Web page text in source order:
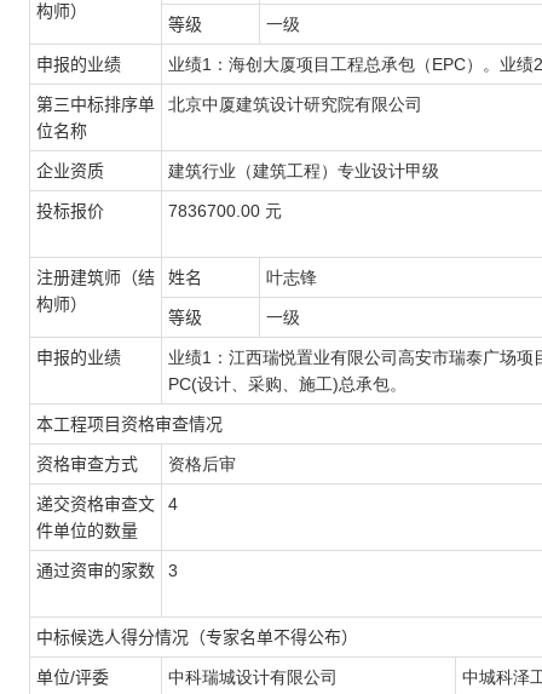
构师）
等级 一级
申报的业绩 业绩1：海创大厦项目工程总承包（EPC）。业
第三中标排序单
位名称
北京中厦建筑设计研究院有限公司
企业资质 建筑行业（建筑工程）专业设计甲级
投标报价 7836700.00 元
注册建筑师（结
构师）
姓名 叶志锋
等级 一级
申报的业绩
业绩1：江西瑞悦置业有限公司高安市瑞泰广场
PC(设计、采购、施工)总承包。
本工程项目资格审查情况
资格审查方式 资格后审
递交资格审查文
件单位的数量
4
通过资审的家数 3
中标候选人得分情况（专家名单不得公布）
单位/评委 中科瑞城设计有限公司 中城科泽